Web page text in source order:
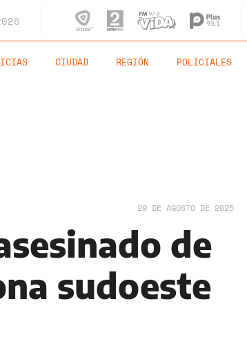
CIUDAD REGIÓN POLICIALES
29 DE AGOSTO DE 2025
de
sudoeste